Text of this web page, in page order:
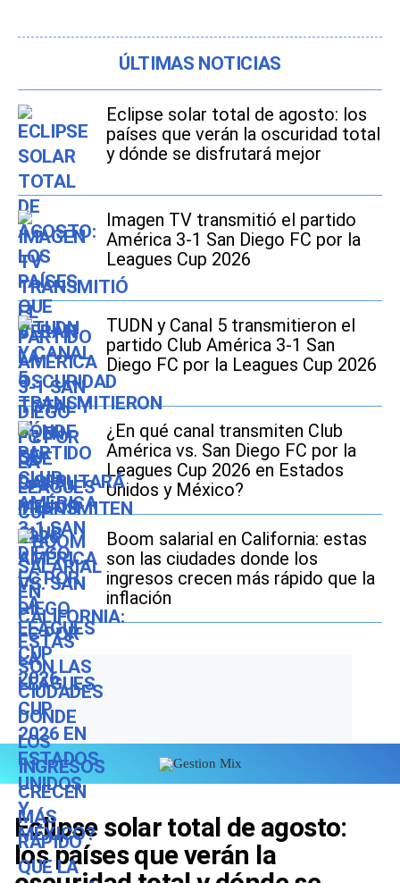
ÚLTIMAS NOTICIAS
Eclipse solar total de agosto: los
países que verán la oscuridad total
y dónde se disfrutará mejor
Imagen TV transmitió el partido
América 3-1 San Diego FC por la
Leagues Cup 2026
TUDN y Canal 5 transmitieron el
partido Club América 3-1 San
Diego FC por la Leagues Cup 2026
¿En qué canal transmiten Club
América vs. San Diego FC por la
Leagues Cup 2026 en Estados
Unidos y México?
Boom salarial en California: estas
son las ciudades donde los
ingresos crecen más rápido que la
inflación